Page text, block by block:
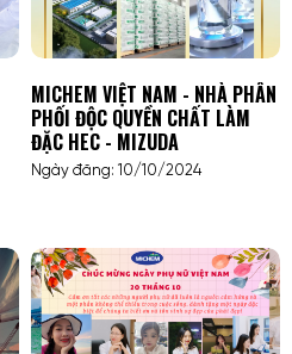
MICHEM VIỆT NAM - NHÀ PHÂN
PHỐI ĐỘC QUYỀN CHẤT LÀM
ĐẶC HEC - MIZUDA
Ngày đăng: 10/10/2024